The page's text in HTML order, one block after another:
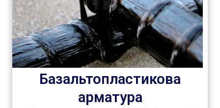
Базальтопластикова
арматура